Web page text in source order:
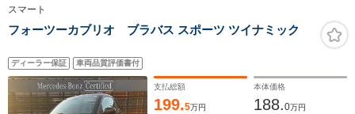
スマート
フォーツーカブリオ ブラバス スポーツ ツイナミック
ディーラー保証 車両品質評価書付
支払総額
199.5万円
本体価格
188.0万円